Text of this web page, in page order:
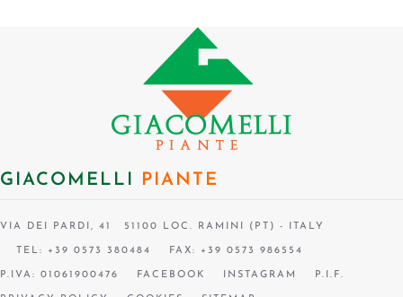
GIACOMELLI PIANTE
VIA DEI PARDI, 41 51100 LOC. RAMINI (PT) - ITALY
TEL: +39 0573 380484 FAX: +39 0573 986554
P.IVA: 01061900476 FACEBOOK INSTAGRAM P.I.F.